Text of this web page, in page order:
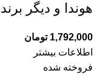
هوندا و دیگر
1,792,000 تومان
اطلاعات بیشتر
فروخته شده